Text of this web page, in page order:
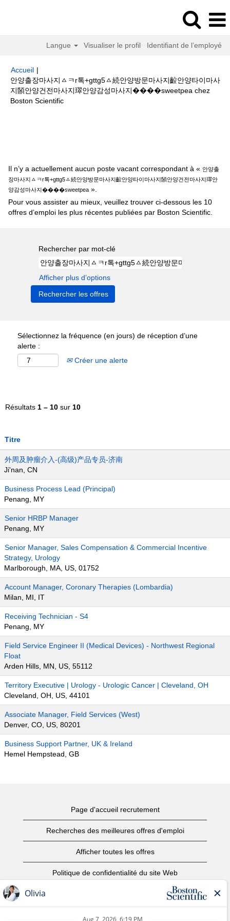
Langue Visualiser le profil Identifiant de l’employé
Accueil |
안양출장마사지ㅿㅋr톡+gttg5ㅿ続안양방문마사지䶘안양타이마사
지䫒안양건전마사지璻안양감성마사지����sweetpea chez
Boston Scientific(page
Il n’y a actuellement aucun poste vacant correspondant à « 안양출
장마사지ㅿㅋr톡+gttg5ㅿ続안양방문마사지䶘안양타이마사지䫒안양건전마사지璻안
양감성마사지����sweetpea ».
Pour vous assister au mieux, veuillez trouver ci-dessous les 10
offres d’emploi les plus récentes publiées par Boston Scientific.
Rechercher par mot-clé
Afficher plus d’options
Sélectionnez la fréquence (en jours) de réception d’une
alerte :
Créer une alerte
Résultats 1 – 10 sur 10
Titre
外周及肿瘤介入-(高级)产品专员-济南
Ji'nan, CN
Business Process Lead (Principal)
Penang, MY
Senior HRBP Manager
Penang, MY
Senior Manager, Sales Compensation & Commercial Incentive
Strategy, Urology
Marlborough, MA, US, 01752
Account Manager, Coronary Therapies (Lombardia)
Milan, MI, IT
Receiving Technician - S4
Penang, MY
Field Service Engineer II (Medical Devices) - Northwest Regional
Float
Arden Hills, MN, US, 55112
Territory Executive | Urology - Urologic Cancer | Cleveland, OH
Cleveland, OH, US, 44101
Associate Manager, Field Services (West)
Denver, CO, US, 80201
Business Support Partner, UK & Ireland
Hemel Hempstead, GB
Page d'accueil recrutement
Recherches des meilleures offres d'emploi
Afficher toutes les offres
Politique de confidentialité du site Web